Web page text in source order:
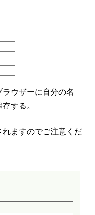
ウザーに自分の名
する。
れますのでご注意くだ